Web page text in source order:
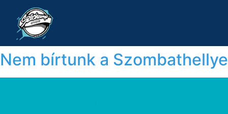
Nem bírtunk a